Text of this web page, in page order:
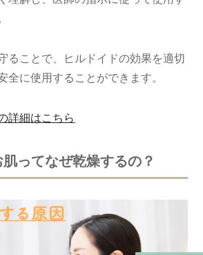
ることで、ヒルドイドの効果を適切
全に使用することができます。
詳細はこちら
ってなぜ乾燥するの？